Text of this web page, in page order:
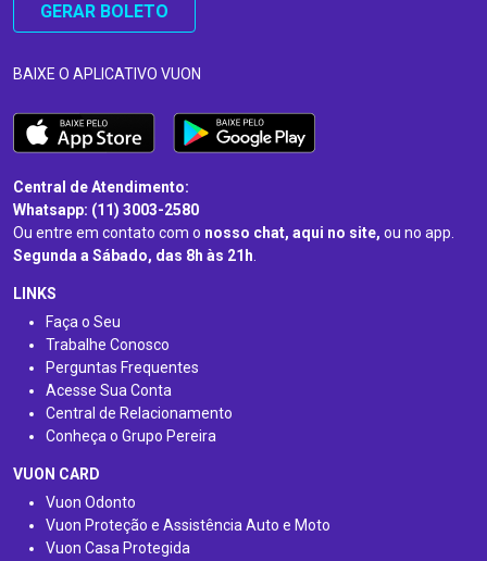
GERAR BOLETO
BAIXE O APLICATIVO VUON
Central de Atendimento:
Whatsapp: (11) 3003-2580
Ou entre em contato com o nosso chat, aqui no site, ou no app.
Segunda a Sábado, das 8h às 21h.
LINKS
Faça o Seu
Trabalhe Conosco
Perguntas Frequentes
Acesse Sua Conta
Central de Relacionamento
Conheça o Grupo Pereira
VUON CARD
Vuon Odonto
Vuon Proteção e Assistência Auto e Moto
Vuon Casa Protegida